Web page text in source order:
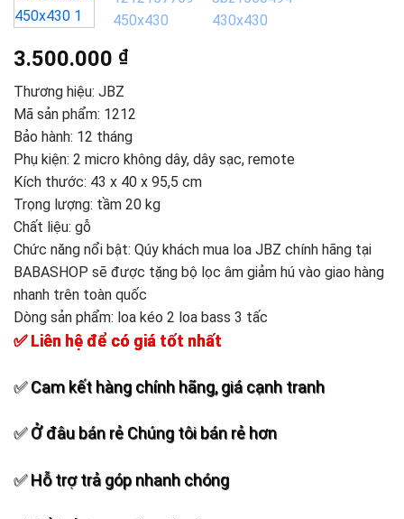
3.500.000 ₫
Thương hiệu: JBZ
Mã sản phẩm: 1212
Bảo hành: 12 tháng
Phụ kiện: 2 micro không dây, dây sạc, remote
Kích thước: 43 x 40 x 95,5 cm
Trọng lượng: tầm 20 kg
Chất liệu: gỗ
Chức năng nổi bật: Qúy khách mua loa JBZ chính hãng tại
BABASHOP sẽ được tặng bộ lọc âm giảm hú vào giao hàng
nhanh trên toàn quốc
Dòng sản phẩm: loa kéo 2 loa bass 3 tấc
✅ Liên hệ để có giá tốt nhất
✅ Cam kết hàng chính hãng, giá cạnh tranh
✅ Ở đâu bán rẻ Chúng tôi bán rẻ hơn
✅ Hỗ trợ trả góp nhanh chóng